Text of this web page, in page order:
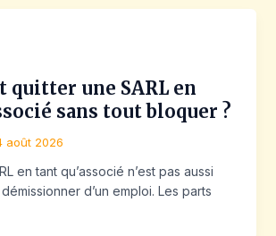
quitter une SARL en
sans tout bloquer ?
août 2026
en tant qu’associé n’est pas aussi
d’un emploi. Les parts